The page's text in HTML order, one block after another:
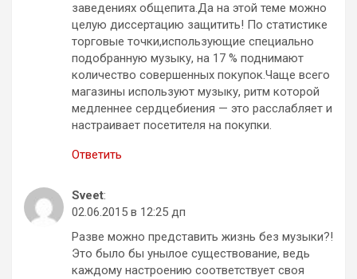
заведениях общепита.Да на этой теме можно
целую диссертацию защитить! По статистике
торговые точки,использующие специально
подобранную музыку, на 17 % поднимают
количество совершенных покупок.Чаще всего
магазины используют музыку, ритм которой
медленнее сердцебиения — это расслабляет и
настраивает посетителя на покупки.
Ответить
Sveet:
02.06.2015 в 12:25 дп
Разве можно представить жизнь без музыки?!
Это было бы унылое существование, ведь
каждому настроению соответствует своя